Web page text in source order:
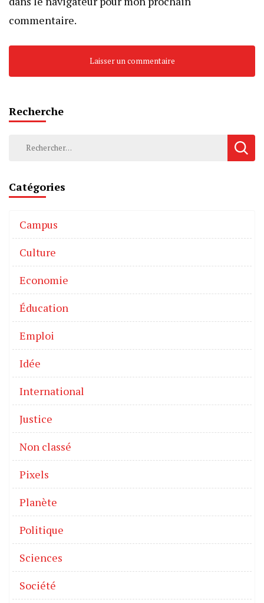
commentaire.
Recherche
Catégories
Campus
Culture
Economie
Éducation
Emploi
Idée
International
Justice
Non classé
Pixels
Planète
Politique
Sciences
Société